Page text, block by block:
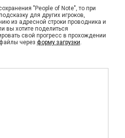
"People of Note", то при
для других игроков,
из адресной строки проводника и
вы хотите поделиться
свой прогресс в прохождении
через форму загрузки.